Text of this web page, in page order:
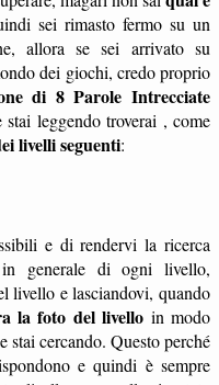
sei rimasto fermo su un
allora se sei arrivato su
dei giochi, credo proprio
di 8 Parole Intrecciate
leggendo troverai , come
livelli seguenti:
e di rendervi la ricerca
generale di ogni livello,
livello e lasciandovi, quando
la foto del livello in modo
stai cercando. Questo perché
e quindi è sempre